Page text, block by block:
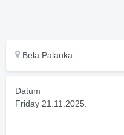
Bela Palanka
Datum
Friday 21.11.2025.